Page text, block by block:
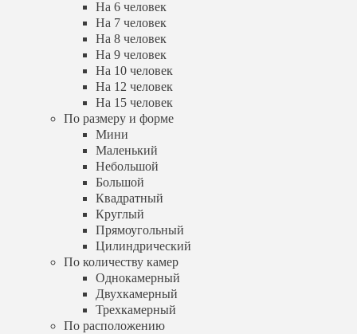
Небольшой
Большой
Квадратный
Круглый
Прямоугольный
Цилиндрический
По количеству камер
Однокамерный
Двухкамерный
Трехкамерный
По расположению
Вертикальный
Горизонтальный
По отводу воды
Самотечный
Принудительный
По уровню очистки
Биологической очистки
Почвенной доочистки
По цене
Дешевый
Бюджетный
Недорогой
На 6 человек
На 7 человек
На 8 человек
На 9 человек
На 10 человек
На 12 человек
На 15 человек
По размеру и форме
Мини
Маленький
Небольшой
Большой
Квадратный
Круглый
Прямоугольный
Цилиндрический
По количеству камер
Однокамерный
Двухкамерный
Трехкамерный
По расположению